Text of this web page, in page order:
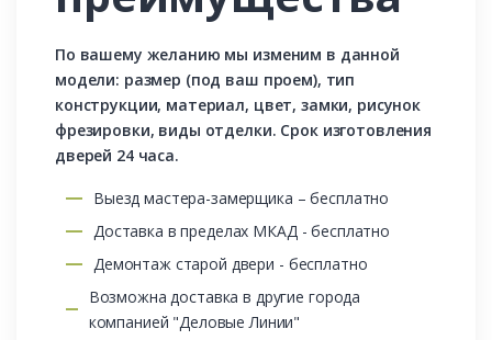
По вашему желанию мы изменим в данной
модели: размер (под ваш проем), тип
конструкции, материал, цвет, замки, рисунок
фрезировки, виды отделки. Срок изготовления
дверей 24 часа.
Выезд мастера-замерщика – бесплатно
Доставка в пределах МКАД - бесплатно
Демонтаж старой двери - бесплатно
Возможна доставка в другие города
компанией "Деловые Линии"